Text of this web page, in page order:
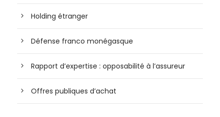
Holding étranger
Défense franco monégasque
Rapport d’expertise : opposabilité à l’assureur
Offres publiques d’achat